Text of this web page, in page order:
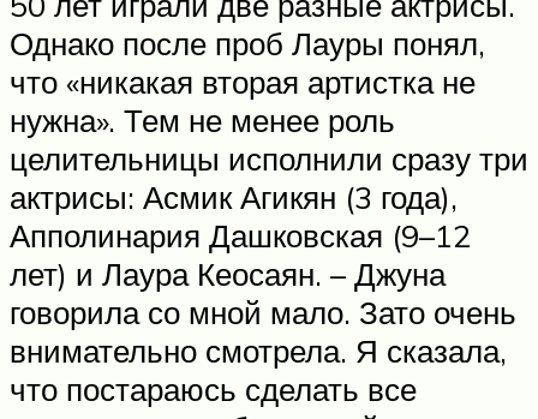
Однако после проб Лауры понял,
что «никакая вторая артистка не
нужна». Тем не менее роль
целительницы исполнили сразу три
актрисы: Асмик Агикян (3 года),
Апполинария Дашковская (9–12
лет) и Лаура Кеосаян. – Джуна
говорила со мной мало. Зато очень
внимательно смотрела. Я сказала,
что постараюсь сделать все